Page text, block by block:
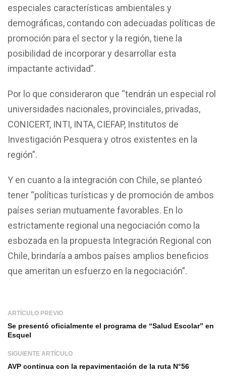
especiales características ambientales y
demográficas, contando con adecuadas políticas de
promoción para el sector y la región, tiene la
posibilidad de incorporar y desarrollar esta
impactante actividad”.
Por lo que consideraron que “tendrán un especial rol
universidades nacionales, provinciales, privadas,
CONICERT, INTI, INTA, CIEFAP, Institutos de
Investigación Pesquera y otros existentes en la
región”.
Y en cuanto a la integración con Chile, se planteó
tener “políticas turísticas y de promoción de ambos
países serian mutuamente favorables. En lo
estrictamente regional una negociación como la
esbozada en la propuesta Integración Regional con
Chile, brindaría a ambos países amplios beneficios
que ameritan un esfuerzo en la negociación”.
ARTÍCULO PREVIO
Se presentó oficialmente el programa de “Salud Escolar” en
Esquel
SIGUIENTE ARTÍCULO
AVP continua con la repavimentación de la ruta N°56